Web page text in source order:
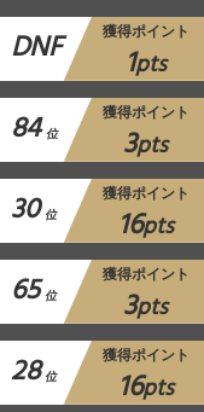
DNF 獲得ポイント
1pts
84 位
獲得ポイント
3pts
30 位
獲得ポイント
16pts
65 位
獲得ポイント
3pts
28 位
獲得ポイント
16pts